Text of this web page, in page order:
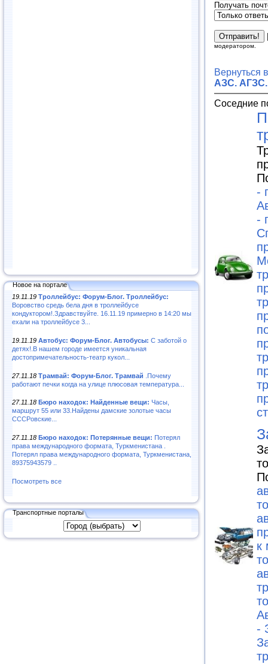
Новое на портале
19.11.19 Троллейбус: Форум-Блог. Троллейбус:
Воровство средь бела дня в троллейбусе
кондуктором!.Здравствуйте. 16.11.19 примерно в 14:20 мы
ехали на троллейбусе 3...
19.11.19 Автобус: Форум-Блог. Автобусы: С заботой о
детях!.В нашем городе имеется уникальная
достопримечательность-театр кукол...
27.11.18 Трамвай: Форум-Блог. Трамвай .Почему
работают печки когда на улице плюсовая температура...
27.11.18 Бюро находок: Найденные вещи: Часы,
маршрут 55 или 33.Найдены дамские золотые часы
СССРовские...
27.11.18 Бюро находок: Потерянные вещи: Потерял
права международного формата, Туркменистана .
Потерял права международного формата, Туркменистана,
89375943579 ..
Посмотреть все
Транспортные порталы
Получать
модератором.
Вернуться
АЗС. АГЗС.
Соседние
-
-
к
-